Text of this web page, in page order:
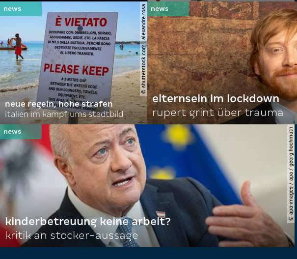
© shutterstock.com | alexandre.rosa
neue regeln, hohe strafen
italien im kampf ums stadtbild
elternsein im lockdown
rupert grint über trauma
© apa-images / apa / georg hochmuth
kinderbetreuung keine arbeit?
kritik an stocker-aussage